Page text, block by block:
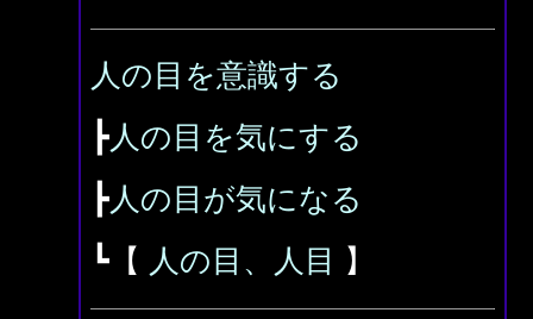
人の目を意識する
┣人の目を気にする
┣人の目が気になる
┗【 人の目、人目 】